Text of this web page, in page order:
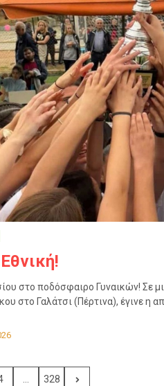
στο ποδόσφαιρο Γυναικών! Σε
στο Γαλάτσι (Πέρτινα), έγινε η
328